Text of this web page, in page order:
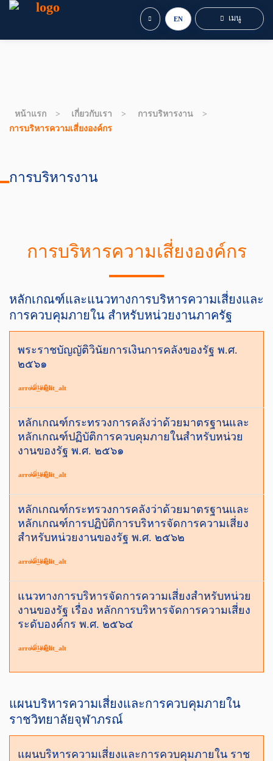
EN เมนู
หน้าแรก เกี่ยวกับเรา
การบริหารงาน
การบริหารความเสี่ยงองค์กร
การบริหารงาน
การบริหารความเสี่ยงองค์กร
หลักเกณฑ์และแนวทางการบริหารความเสี่ยงและ
การควบคุมภายใน สำหรับหน่วยงานภาครัฐ
พระราชบัญญัติวินัยการเงินการคลังของรัฐ พ.ศ.
๒๕๖๑
arrow_right_alt
เพิ่มเติม
หลักเกณฑ์กระทรวงการคลังว่าด้วยมาตรฐานและ
หลักเกณฑ์ปฏิบัติการควบคุมภายในสำหรับหน่วย
งานของรัฐ พ.ศ. ๒๕๖๑
arrow_right_alt
เพิ่มเติม
หลักเกณฑ์กระทรวงการคลังว่าด้วยมาตรฐานและ
หลักเกณฑ์การปฏิบัติการบริหารจัดการความเสี่ยง
สำหรับหน่วยงานของรัฐ พ.ศ. ๒๕๖๒
arrow_right_alt
เพิ่มเติม
แนวทางการบริหารจัดการความเสี่ยงสำหรับหน่วย
งานของรัฐ เรื่อง หลักการบริหารจัดการความเสี่ยง
ระดับองค์กร พ.ศ. ๒๕๖๔
arrow_right_alt
เพิ่มเติม
แผนบริหารความเสี่ยงและการควบคุมภายใน
ราชวิทยาลัยจุฬาภรณ์
แผนบริหารความเสี่ยงและการควบคุมภายใน ราช